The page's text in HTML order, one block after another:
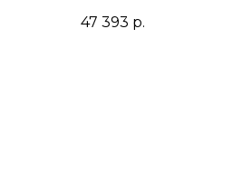
47 393 р.